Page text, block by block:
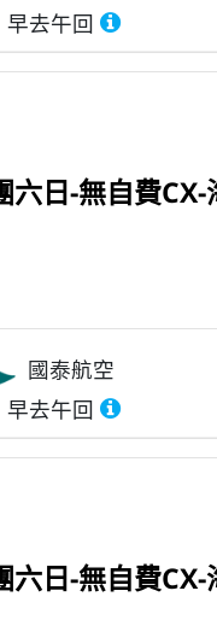
早去午回
六日-無自費CX-
國泰航空
早去午回
六日-無自費CX-